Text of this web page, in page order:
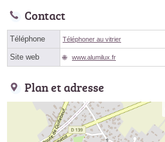
Contact
Téléphone Téléphoner au vitrier
Site web www.alumilux.fr
Plan et adresse